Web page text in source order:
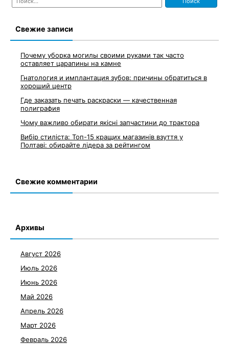
Свежие записи
Почему уборка могилы своими руками так часто
оставляет царапины на камне
Гнатология и имплантация зубов: причины обратиться в
хороший центр
Где заказать печать раскраски — качественная
полиграфия
Чому важливо обирати якісні запчастини до трактора
Вибір стиліста: Топ-15 кращих магазинів взуття у
Полтаві: обирайте лідера за рейтингом
Свежие комментарии
Архивы
Август 2026
Июль 2026
Июнь 2026
Май 2026
Апрель 2026
Март 2026
Февраль 2026